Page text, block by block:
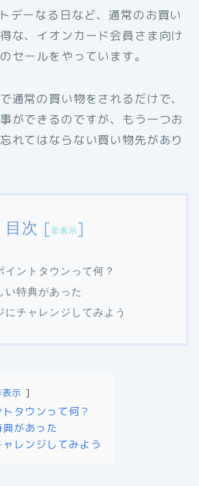
デーなる日など、通常のお買い
な、イオンカード会員さま向け
セールをやっています。
通常の買い物をされるだけで、
ができるのですが、もう一つお
れてはならない買い物先があり
目次 [非表示]
イントタウンって何？
い特典があった
にチャレンジしてみよう
表示
タウンって何？
があった
レンジしてみよう